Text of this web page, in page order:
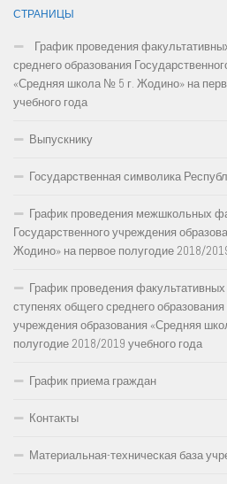
СТРАНИЦЫ
График проведения
среднего образования
«Средняя школа № 5 г. Жодино» на
учебного года
Выпускнику
Государственная символика
График проведения межшкольных
Государственного учреждения
Жодино» на первое полугодие 2018/
График проведения факультативных
ступенях общего среднего
учреждения образования «Средняя
полугодие 2018/2019 учебного года
График приема граждан
Контакты
Материальная-техническая база